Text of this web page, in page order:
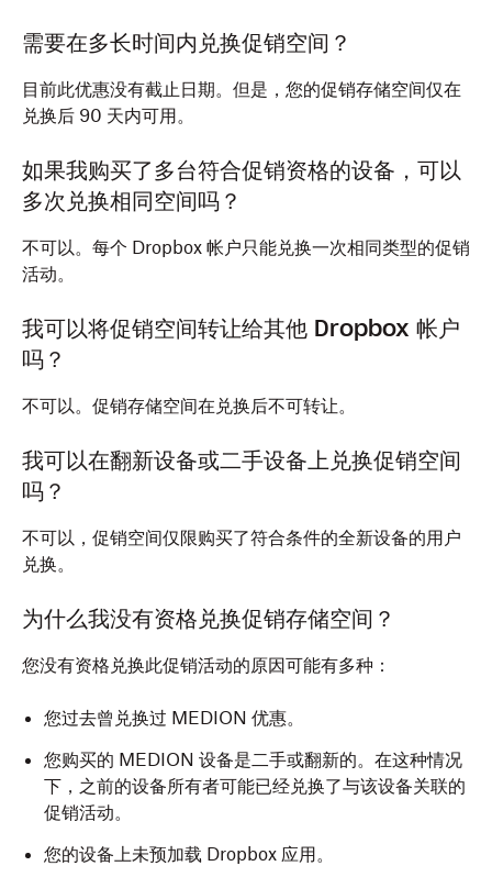
需要在多长时间内兑换促销空间？
目前此优惠没有截止日期。但是，您的促销存储空间仅在
兑换后 90 天内可用。
如果我购买了多台符合促销资格的设备，可以
多次兑换相同空间吗？
不可以。每个 Dropbox 帐户只能兑换一次相同类型的促销
活动。
我可以将促销空间转让给其他 Dropbox 帐户
吗？
不可以。促销存储空间在兑换后不可转让。
我可以在翻新设备或二手设备上兑换促销空间
吗？
不可以，促销空间仅限购买了符合条件的全新设备的用户
兑换。
为什么我没有资格兑换促销存储空间？
您没有资格兑换此促销活动的原因可能有多种：
您过去曾兑换过 MEDION 优惠。
您购买的 MEDION 设备是二手或翻新的。在这种情况
下，之前的设备所有者可能已经兑换了与该设备关联的
促销活动。
您的设备上未预加载 Dropbox 应用。